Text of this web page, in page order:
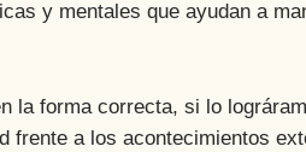
y mentales que ayudan a
forma correcta, si lo
frente a los acontecimientos